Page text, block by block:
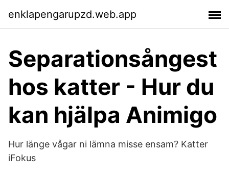
enklapengarupzd.web.app
Separationsångest
hos katter - Hur du
kan hjälpa Animigo
Hur länge vågar ni lämna misse ensam? Katter
iFokus